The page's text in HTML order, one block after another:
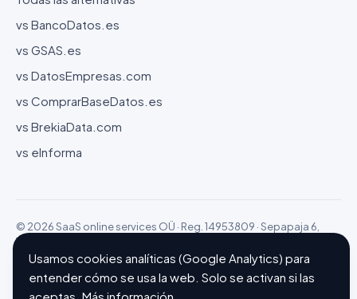
vs BancoDatos.es
vs GSAS.es
vs DatosEmpresas.com
vs ComprarBaseDatos.es
vs BrekiaData.com
vs eInforma
© 2026 SaaS online services OÜ · Reg. 14953809 · Sepapaja 6,
15551 Tallinn (Estonia)
Configurar cookiesHecho con ❤ en Barcelona
Usamos cookies analíticas (Google Analytics) para
entender cómo se usa la web. Solo se activan si las